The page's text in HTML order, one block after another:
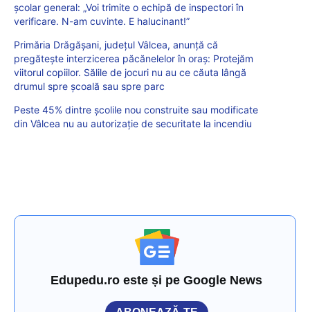
școlar general: „Voi trimite o echipă de inspectori în
verificare. N-am cuvinte. E halucinant!”
Primăria Drăgășani, județul Vâlcea, anunță că
pregătește interzicerea păcănelelor în oraș: Protejăm
viitorul copiilor. Sălile de jocuri nu au ce căuta lângă
drumul spre școală sau spre parc
Peste 45% dintre şcolile nou construite sau modificate
din Vâlcea nu au autorizaţie de securitate la incendiu
Edupedu.ro este și pe Google News